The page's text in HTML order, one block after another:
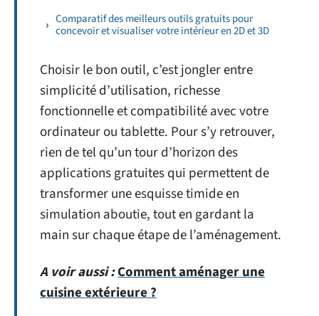
Comparatif des meilleurs outils gratuits pour
concevoir et visualiser votre intérieur en 2D et 3D
Choisir le bon outil, c’est jongler entre
simplicité d’utilisation, richesse
fonctionnelle et compatibilité avec votre
ordinateur ou tablette. Pour s’y retrouver,
rien de tel qu’un tour d’horizon des
applications gratuites qui permettent de
transformer une esquisse timide en
simulation aboutie, tout en gardant la
main sur chaque étape de l’aménagement.
A voir aussi :Comment aménager une
cuisine extérieure ?